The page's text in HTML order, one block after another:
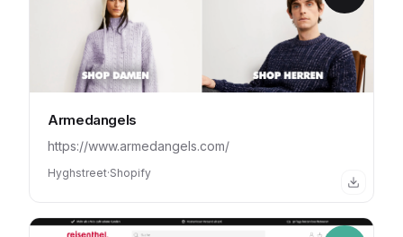
Armedangels
https://www.armedangels.com/
Hyghstreet·Shopify